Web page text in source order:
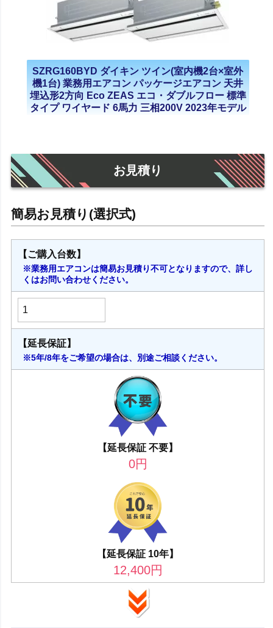
SZRG160BYD ダイキン ツイン(室内機2台×室外
機1台) 業務用エアコン パッケージエアコン 天井
埋込形2方向 Eco ZEAS エコ・ダブルフロー 標準
タイプ ワイヤード 6馬力 三相200V 2023年モデル
お見積り
【ご購入台数】
※業務用エアコンは簡易お見積り不可となりますので、詳し
くはお問い合わせください。
【延長保証】
※5年/8年をご希望の場合は、別途ご相談ください。
【延長保証 不要】
0円
【延長保証 10年】
12,400円